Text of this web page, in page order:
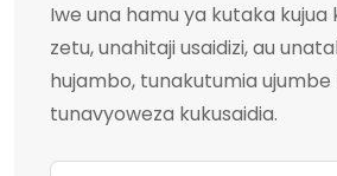
Iwe una hamu ya kutaka kujua
zetu, unahitaji usaidizi, au
hujambo, tunakutumia ujumbe
tunavyoweza kukusaidia.